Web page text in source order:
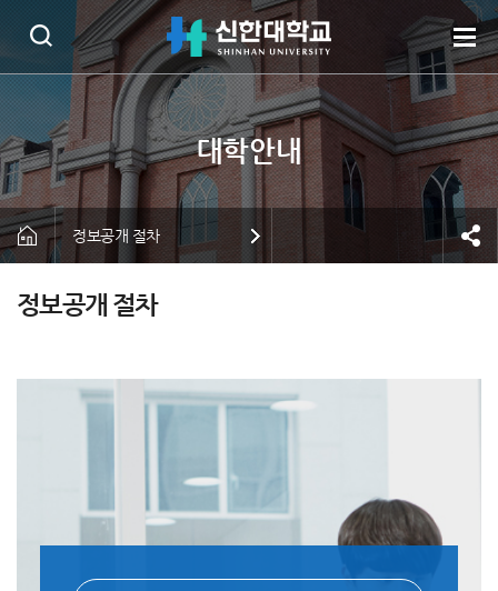
정보공개 절차
정보공개 절차